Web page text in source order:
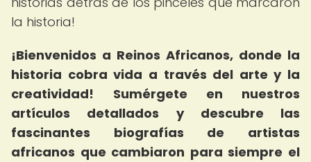
la historia!
¡Bienvenidos a Reinos Africanos, donde la
historia cobra vida a través del arte y la
creatividad!
Sumérgete en nuestros
artículos detallados y descubre las
fascinantes biografías de artistas
africanos que cambiaron para siempre el